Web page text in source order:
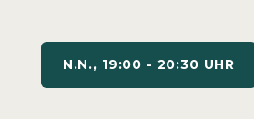
N.N., 19:00 - 20:30 UHR